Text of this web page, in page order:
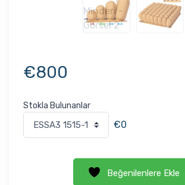
€800
Stokla Bulunanlar
€0
Beğenilenlere Ekle